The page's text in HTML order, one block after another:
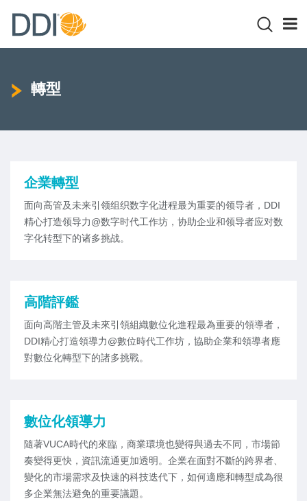
轉型
企業轉型
面向高管及未来引领组织数字化进程最为重要的领导者，DDI
精心打造领导力@数字时代工作坊，协助企业和领导者应对数
字化转型下的诸多挑战。
高階評鑑
面向高階主管及未來引領組織數位化進程最為重要的領導者，
DDI精心打造領導力@數位時代工作坊，協助企業和領導者應
對數位化轉型下的諸多挑戰。
數位化領導力
隨著VUCA時代的來臨，商業環境也變得與過去不同，市場節
奏變得更快，資訊流通更加透明。企業在面對不斷的跨界者、
變化的市場需求及快速的科技迭代下，如何適應和轉型成為很
多企業無法避免的重要議題。